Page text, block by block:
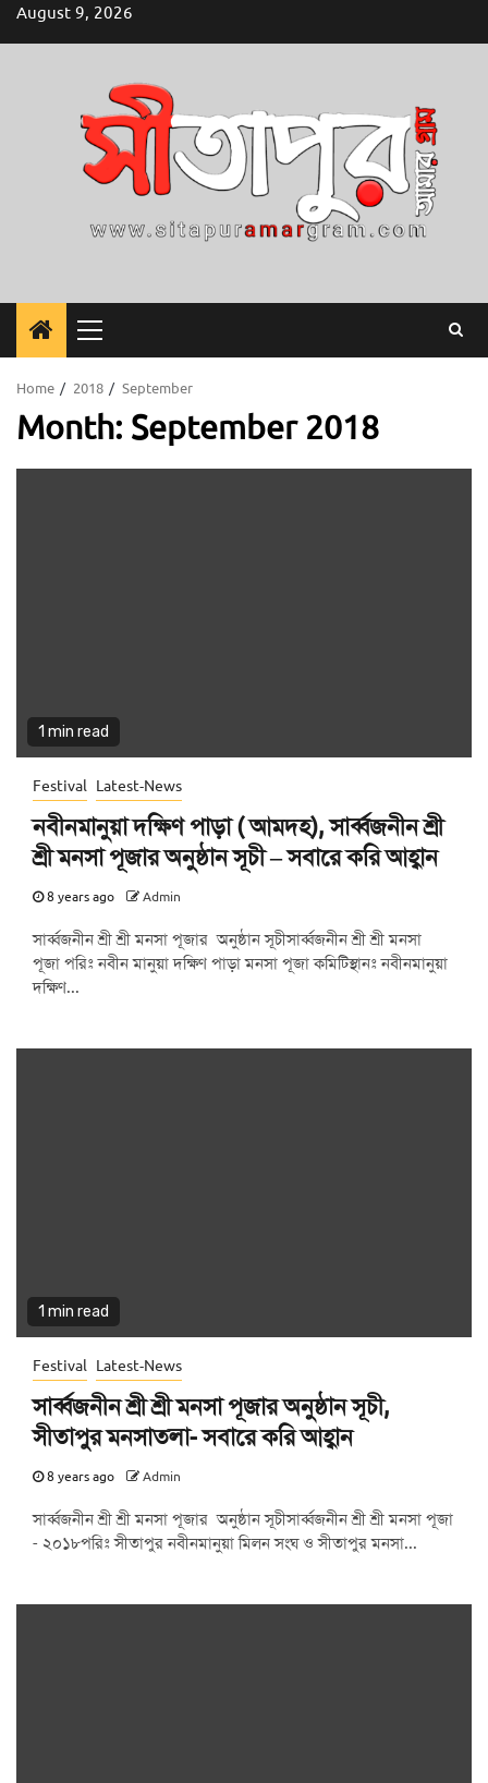
SkipAugust 9, 2026
Primary
Menu
Home 2018 September
Month: September 2018
1 min read
Festival Latest-News
নবীনমানুয়া দক্ষিণ পাড়া ( আমদহ), সার্ব্বজনীন শ্রী
শ্রী মনসা পূজার অনুষ্ঠান সূচী – সবারে করি আহ্বান
8 years ago Admin
সার্ব্বজনীন শ্রী শ্রী মনসা পূজার অনুষ্ঠান সূচীসার্ব্বজনীন শ্রী শ্রী মনসা
পূজা পরিঃ নবীন মানুয়া দক্ষিণ পাড়া মনসা পূজা কমিটিস্থানঃ নবীনমানুয়া
দক্ষিণ...
1 min read
Festival Latest-News
সার্ব্বজনীন শ্রী শ্রী মনসা পূজার অনুষ্ঠান সূচী,
সীতাপুর মনসাতলা- সবারে করি আহ্বান
8 years ago Admin
সার্ব্বজনীন শ্রী শ্রী মনসা পূজার অনুষ্ঠান সূচীসার্ব্বজনীন শ্রী শ্রী মনসা পূজা
- ২০১৮পরিঃ সীতাপুর নবীনমানুয়া মিলন সংঘ ও সীতাপুর মনসা...